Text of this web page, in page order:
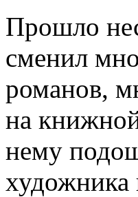
Прошло
сменил
романов,
на книжной
нему
художника